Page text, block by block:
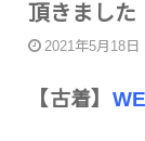
頂きまし
2021年5月18日
【古着】